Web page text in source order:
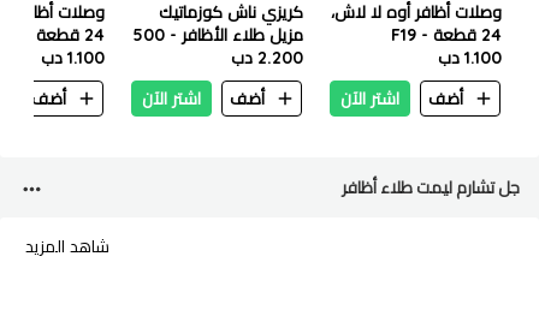
وصلات أظافر أوه لا لاش،
24 قطعة - F19
1.100 دب
أضف
اشتر الآن
كريزي ناش كوزماتيك
مزيل طلاء الأظافر - 500
مل
2.200 دب
أضف
اشتر الآن
وصلات أظافر
24 قطعة - F21
1.100 دب
أضف
جل تشارم ليمت طلاء أظافر
شاهد المزيد